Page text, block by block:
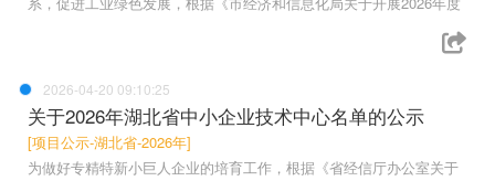
2026-04-20 09:10:25
关于2026年湖北省中小企业技术中心名单的公示
[项目公示-湖北省-2026年]
为做好专精特新小巨人企业的培育工作，根据《省经信厅办公室关于